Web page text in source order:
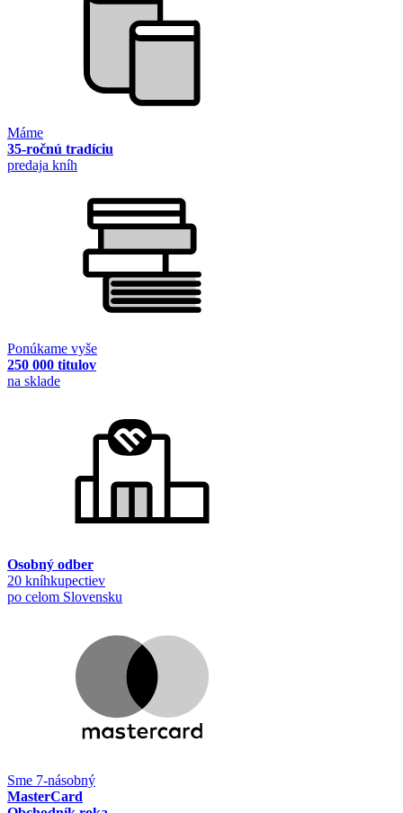
Máme
35-ročnú tradíciu
predaja kníh
Ponúkame vyše
250 000 titulov
na sklade
Osobný odber
20 kníhkupectiev
po celom Slovensku
Sme 7-násobný
MasterCard